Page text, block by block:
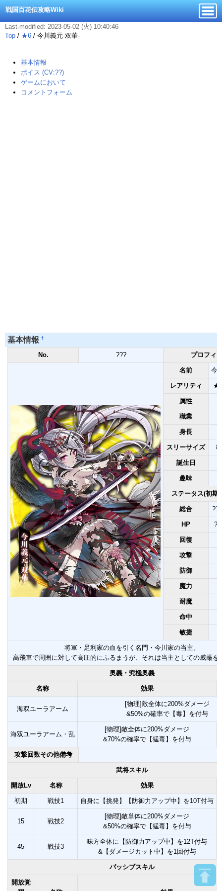
戦国百花伝攻略Wiki
Last-modified: 2023-05-02 (火) 10:40:46
Top / ★6 / 今川義元-双華-
基本情報
ボイス (CV:??)
ゲームにおいて
コメントフォーム
基本情報 †
No. ??? プロフィ
名前 今
レアリティ
属性
職業
身長
スリーサイズ
誕生日
趣味
ステータス(初期
総合
HP
回復
攻撃
防御
魔力
耐魔
命中
敏捷
将軍・足利家の血を引く名門・今川家の当主。
高飛車で周囲に対して高圧的にふるまうが、それは当主としての威厳を
奥義・究極奥義
名称 効果
海双ユーラアーム
[物理]敵全体に200%ダメージ
&50%の確率で【毒】を付与
海双ユーラアーム・乱
[物理]敵全体に200%ダメージ
&70%の確率で【猛毒】を付与
攻撃回数その他備考
武将スキル
開放Lv 名称 効果
初期 戦技1 自身に【挑発】【防御力アップ中】を10T付与
15 戦技2
[物理]敵単体に200%ダメージ
&50%の確率で【猛毒】を付与
45 戦技3
味方全体に【防御力アップ中】を12T付与
&【ダメージカット中】を1回付与
パッシブスキル
開放覚